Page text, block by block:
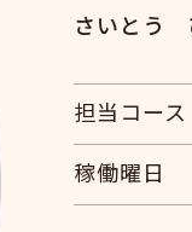
さいとう
担当コース
稼働曜日